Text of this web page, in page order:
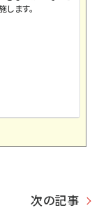
ます。
次の記事